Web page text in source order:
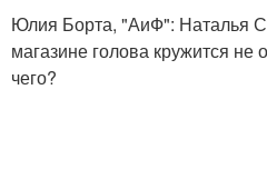
Юлия Борта, "АиФ": Наталья
магазине голова кружится не
чего?